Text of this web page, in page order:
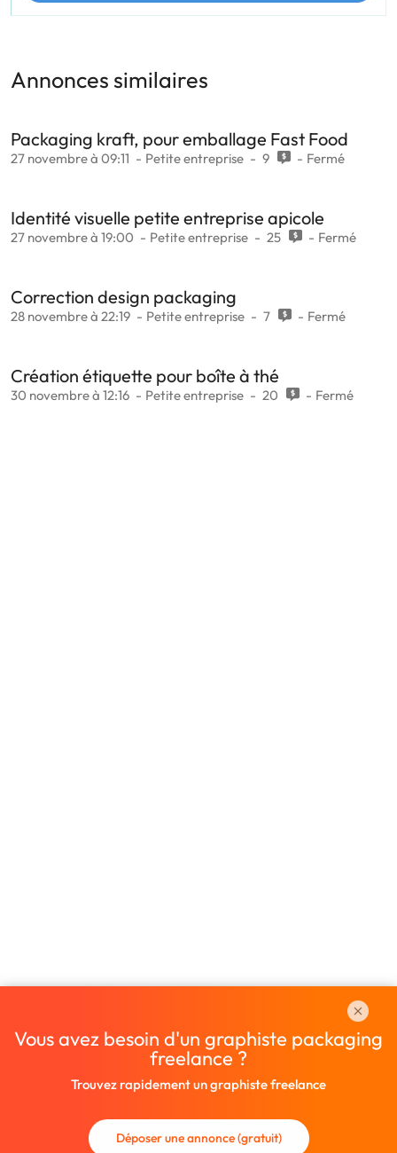
Annonces similaires
Packaging kraft, pour emballage Fast Food
27 novembre à 09:11 Petite entreprise 9 Fermé
Identité visuelle petite entreprise apicole
27 novembre à 19:00 Petite entreprise 25 Fermé
Correction design packaging
28 novembre à 22:19 Petite entreprise 7 Fermé
Création étiquette pour boîte à thé
30 novembre à 12:16 Petite entreprise 20 Fermé
Vous avez besoin d'un graphiste packaging
freelance ?
Trouvez rapidement un graphiste freelance
Déposer une annonce (gratuit)